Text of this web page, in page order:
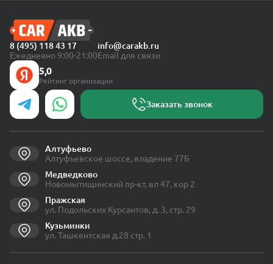
8 (495) 118 43 17
Ежедневно 9:00-21:00
info@carakb.ru
Email для связи
5,0
Рейтинг организации
Заказать звонок
Алтуфьево
Алтуфьевское шоссе, владение 77Б
Медведково
Новомытищинский пр-кт, вл 47, кор 2
Пражская
ул. Подольских Курсантов, д. 3, стр. 29
Кузьминки
ул. Ташкентская д.28 стр. 1